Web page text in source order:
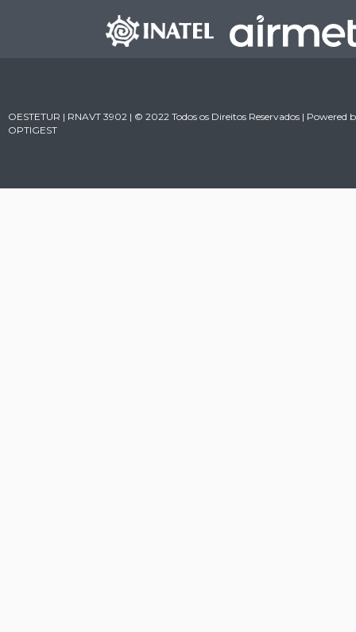
OESTETUR | RNAVT 3902 | © 2022 Todos os Direitos Reservados | Powered
OPTIGEST